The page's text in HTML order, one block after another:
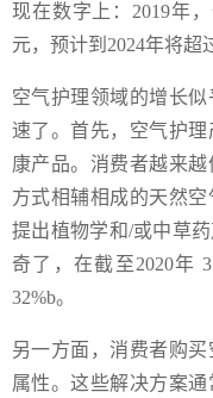
现在数字上：2019年
元，预计到2024年将超
空气护理领域的增长
速了。首先，空气护
康产品。消费者越来
方式相辅相成的天然空
提出植物学和/或中草
奇了，在截至2020年
32%b。
另一方面，消费者购
属性。这些解决方案通